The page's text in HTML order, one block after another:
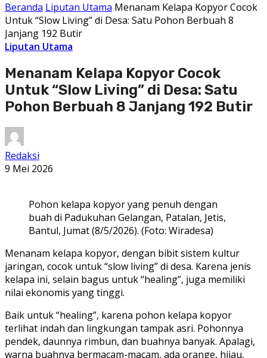
Beranda Liputan Utama Menanam Kelapa Kopyor Cocok
Untuk “Slow Living” di Desa: Satu Pohon Berbuah 8
Janjang 192 Butir
Liputan Utama
Menanam Kelapa Kopyor Cocok
Untuk “Slow Living” di Desa: Satu
Pohon Berbuah 8 Janjang 192 Butir
Redaksi
9 Mei 2026
Pohon kelapa kopyor yang penuh dengan
buah di Padukuhan Gelangan, Patalan, Jetis,
Bantul, Jumat (8/5/2026). (Foto: Wiradesa)
Menanam kelapa kopyor, dengan bibit sistem kultur
jaringan, cocok untuk “slow living” di desa. Karena jenis
kelapa ini, selain bagus untuk “healing”, juga memiliki
nilai ekonomis yang tinggi.
Baik untuk “healing”, karena pohon kelapa kopyor
terlihat indah dan lingkungan tampak asri. Pohonnya
pendek, daunnya rimbun, dan buahnya banyak. Apalagi,
warna buahnya bermacam-macam, ada orange, hijau,